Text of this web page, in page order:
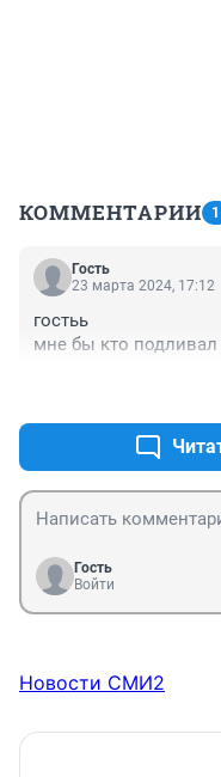
КОММЕНТАРИИ 1
Гость
23 марта 2024, 17:12
гостьь
мне бы кто подливал
Гость
Войти
Новости СМИ2